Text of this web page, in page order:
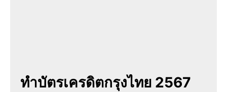
ทําบัตรเครดิตกรุงไทย 2567